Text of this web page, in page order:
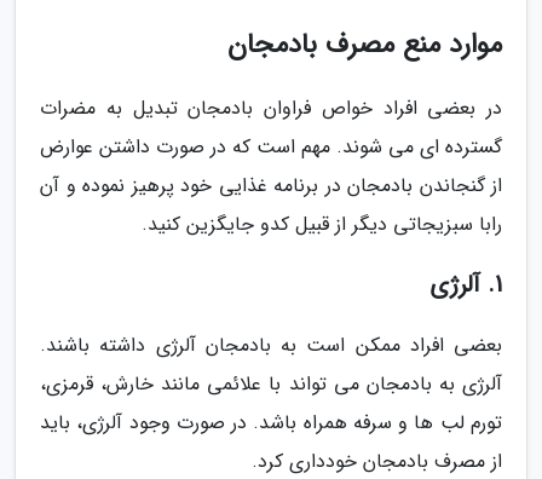
موارد منع مصرف بادمجان
در بعضی افراد خواص فراوان بادمجان تبدیل به مضرات
گسترده ای می شوند. مهم است که در صورت داشتن عوارض
از گنجاندن بادمجان در برنامه غذایی خود پرهیز نموده و آن
رابا سبزیجاتی دیگر از قبیل کدو جایگزین کنید.
1. آلرژی
بعضی افراد ممکن است به بادمجان آلرژی داشته باشند.
آلرژی به بادمجان می تواند با علائمی مانند خارش، قرمزی،
تورم لب ها و سرفه همراه باشد. در صورت وجود آلرژی، باید
از مصرف بادمجان خودداری کرد.